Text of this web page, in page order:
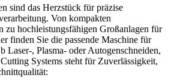
sind das Herzstück für präzise
Von kompakten
zu hochleistungsfähigen Großanlagen für
finden Sie die passende Maschine für
Laser-, Plasma- oder Autogenschneiden,
Systems steht für Zuverlässigkeit,